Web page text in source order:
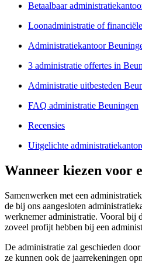
Betaalbaar
Loonadministratie of
Administratiekantoor
3 administratie offertes in
Administratie uitbesteden
FAQ administratie Beuningen
Recensies
Uitgelichte
Wanneer kiezen voor
Samenwerken met een
de bij ons aangesloten
werknemer administratie. Vooral bij
zoveel profijt hebben bij een
De administratie zal geschieden
ze kunnen ook de jaarrekeningen